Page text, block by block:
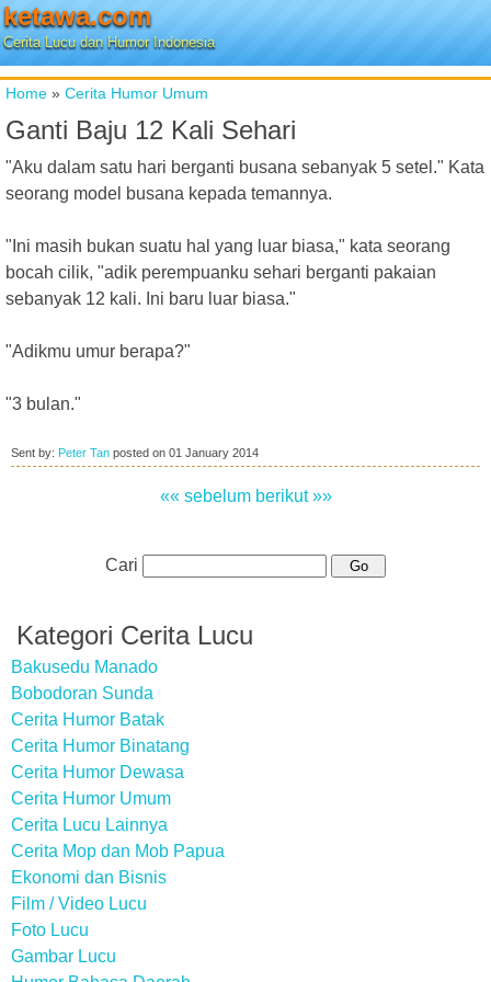
ketawa.com
Cerita Lucu dan Humor Indonesia
Home » Cerita Humor Umum
Ganti Baju 12 Kali Sehari
"Aku dalam satu hari berganti busana sebanyak 5 setel." Kata
seorang model busana kepada temannya.
"Ini masih bukan suatu hal yang luar biasa," kata seorang
bocah cilik, "adik perempuanku sehari berganti pakaian
sebanyak 12 kali. Ini baru luar biasa."
"Adikmu umur berapa?"
"3 bulan."
Sent by: Peter Tan posted on 01 January 2014
«« sebelum berikut »»
Cari
Kategori Cerita Lucu
Bakusedu Manado
Bobodoran Sunda
Cerita Humor Batak
Cerita Humor Binatang
Cerita Humor Dewasa
Cerita Humor Umum
Cerita Lucu Lainnya
Cerita Mop dan Mob Papua
Ekonomi dan Bisnis
Film / Video Lucu
Foto Lucu
Gambar Lucu